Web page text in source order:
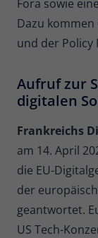
Fora sowie
Dazu
und der Policy
Aufruf zur
digitalen
Frankreichs
am 14. April
die EU-
der
geantwortet.
US Tech-